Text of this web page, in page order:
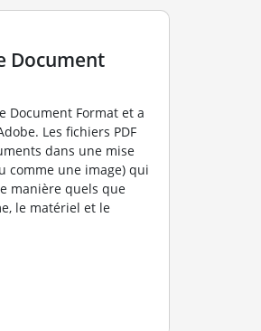
Document
Document Format et a
Les fichiers PDF
dans une mise
comme une image) qui
manière quels que
le matériel et le